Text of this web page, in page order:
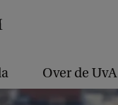
Over de UvA